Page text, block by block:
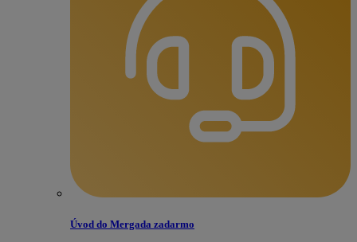
Úvod do Mergada zadarmo